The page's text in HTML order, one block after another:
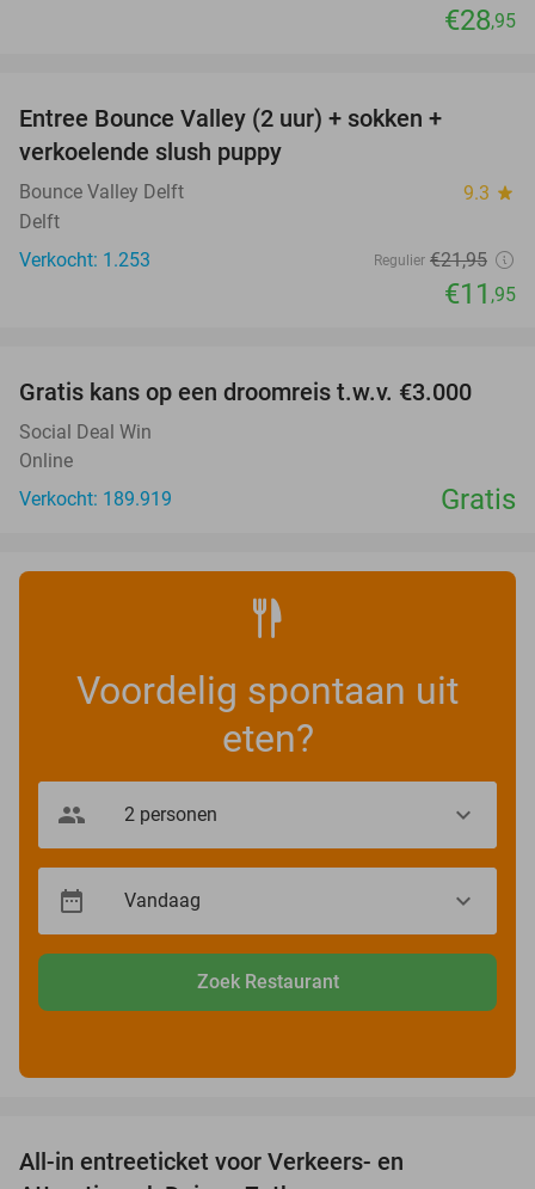
€28,95
Entree Bounce Valley (2 uur) + sokken +
verkoelende slush puppy
Bounce Valley Delft 9.3 star
Delft
Verkocht: 1.253
Regulier €21,95
€11 ,95
Gratis kans op een droomreis t.w.v. €3.000
Social Deal Win
Online
Verkocht: 189.919
Gratis
Voordelig spontaan uit
eten?
Zoek Restaurant
All-in entreeticket voor Verkeers- en